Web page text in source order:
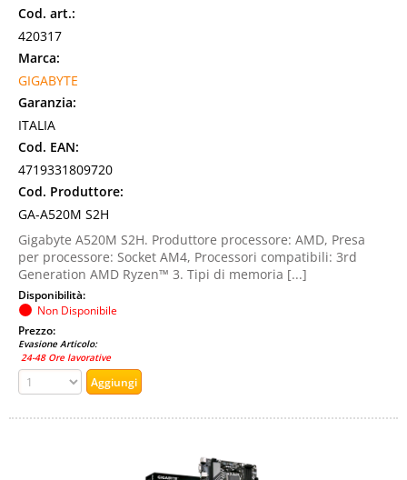
Cod. art.:
420317
Marca:
GIGABYTE
Garanzia:
ITALIA
Cod. EAN:
4719331809720
Cod. Produttore:
GA-A520M S2H
Gigabyte A520M S2H. Produttore processore: AMD, Presa
per processore: Socket AM4, Processori compatibili: 3rd
Generation AMD Ryzen™ 3. Tipi di memoria [...]
Disponibilità:
Non Disponibile
Prezzo:
Evasione Articolo:
24-48 Ore lavorative